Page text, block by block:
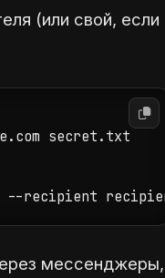
(или свой, если
secret.txt
мессенджеры,